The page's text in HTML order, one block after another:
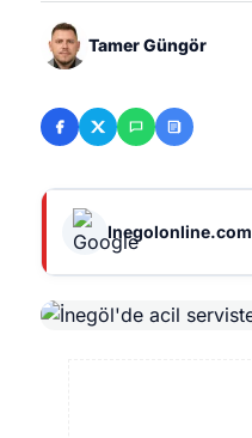
Tamer Güngör
Inegolonline.com